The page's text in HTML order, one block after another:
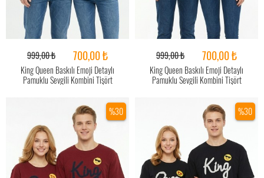
999,00 ₺ 700,00 ₺
King Queen Baskılı Emoji Detaylı
Pamuklu Sevgili Kombini Tişört
999,00 ₺ 700,00 ₺
King Queen Baskılı Emoji Detaylı
Pamuklu Sevgili Kombini Tişört
%30 %30